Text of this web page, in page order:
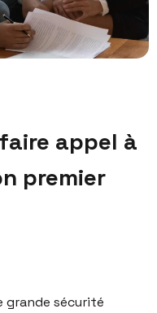
appel à
premier
grande sécurité